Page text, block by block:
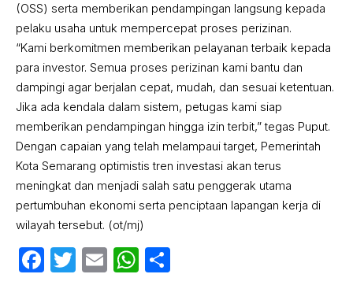
(OSS) serta memberikan pendampingan langsung kepada
pelaku usaha untuk mempercepat proses perizinan.
“Kami berkomitmen memberikan pelayanan terbaik kepada
para investor. Semua proses perizinan kami bantu dan
dampingi agar berjalan cepat, mudah, dan sesuai ketentuan.
Jika ada kendala dalam sistem, petugas kami siap
memberikan pendampingan hingga izin terbit,” tegas Puput.
Dengan capaian yang telah melampaui target, Pemerintah
Kota Semarang optimistis tren investasi akan terus
meningkat dan menjadi salah satu penggerak utama
pertumbuhan ekonomi serta penciptaan lapangan kerja di
wilayah tersebut. (ot/mj)
Facebook
Twitter
EmailWhatsApp